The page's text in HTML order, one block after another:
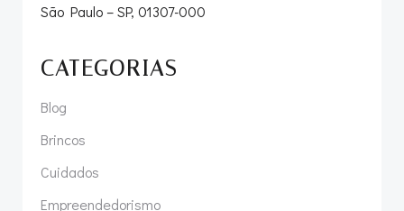
São Paulo – SP, 01307-000
CATEGORIAS
Blog
Brincos
Cuidados
Empreendedorismo